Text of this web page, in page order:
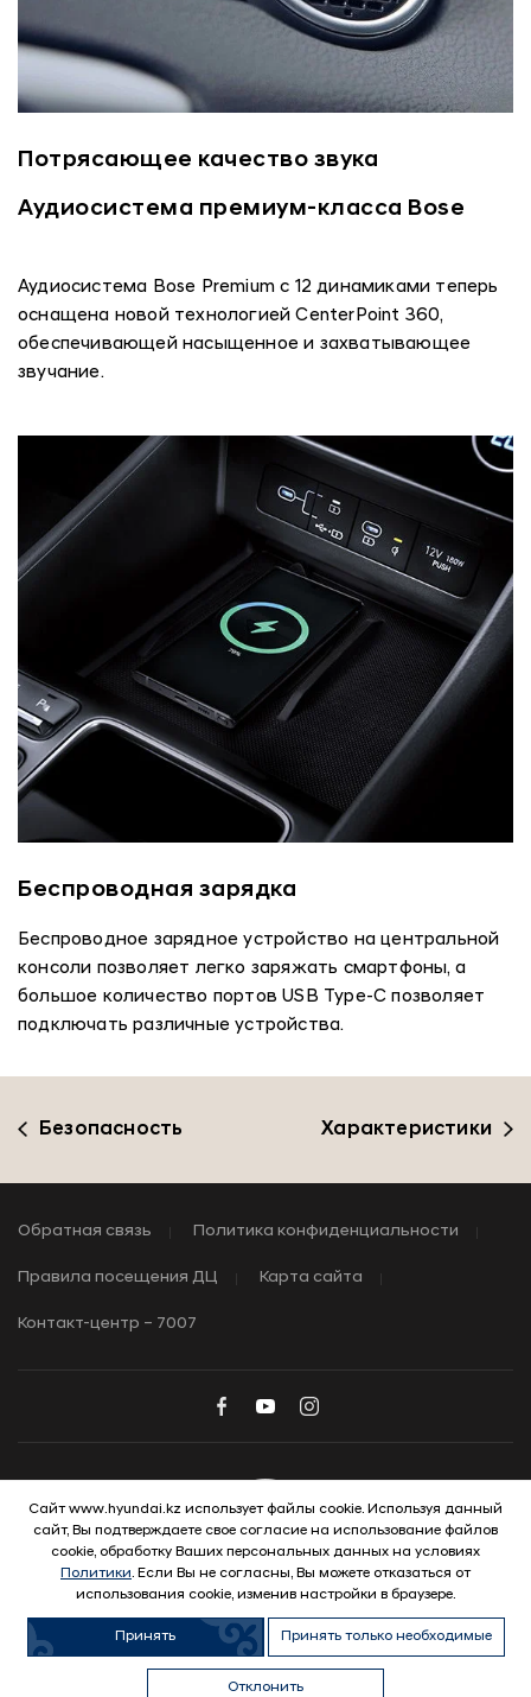
Потрясающее качество звука
Аудиосистема премиум-класса Bose
Аудиосистема Bose Premium с 12 динамиками теперь
оснащена новой технологией CenterPoint 360,
обеспечивающей насыщенное и захватывающее
звучание.
Беспроводная зарядка
Беспроводное зарядное устройство на центральной
консоли позволяет легко заряжать смартфоны, а
большое количество портов USB Type-C позволяет
подключать различные устройства.
Безопасность Характеристики
Обратная связь Политика конфиденциальности
Правила посещения ДЦ Карта сайта
Контакт-центр – 7007
© 2026 Hyundai Motor Company
Сайт www.hyundai.kz использует файлы cookie. Используя данный
сайт, Вы подтверждаете свое согласие на использование файлов
cookie, обработку Ваших персональных данных на условиях
Политики. Если Вы не согласны, Вы можете отказаться от
использования cookie, изменив настройки в браузере.
Принять Принять только необходимые
Отклонить